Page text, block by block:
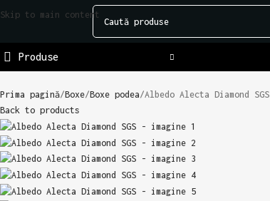
Skip to main content
Produse
Prima pagină Boxe Boxe podea Albedo Alecta Diamond SGS
Back to products